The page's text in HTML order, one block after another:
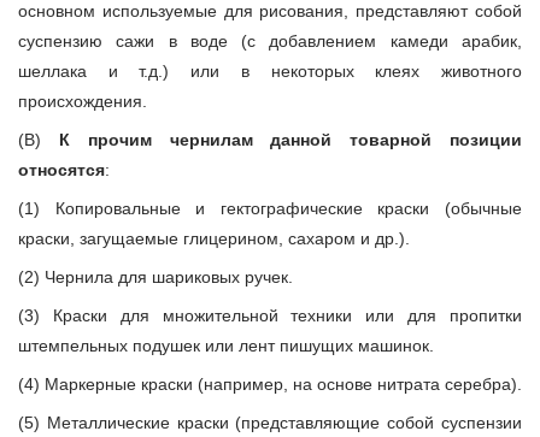
основном используемые для рисования, представляют собой
суспензию сажи в воде (с добавлением камеди арабик,
шеллака и т.д.) или в некоторых клеях животного
происхождения.
(В) К прочим чернилам данной товарной позиции
относятся:
(1) Копировальные и гектографические краски (обычные
краски, загущаемые глицерином, сахаром и др.).
(2) Чернила для шариковых ручек.
(3) Краски для множительной техники или для пропитки
штемпельных подушек или лент пишущих машинок.
(4) Маркерные краски (например, на основе нитрата серебра).
(5) Металлические краски (представляющие собой суспензии